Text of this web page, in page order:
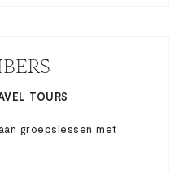
TOURS
groepslessen met